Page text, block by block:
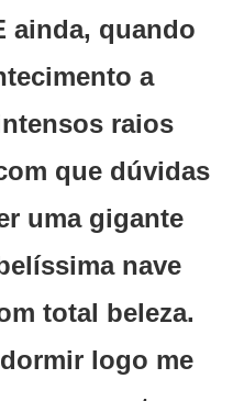
ainda, quando
a
raios
que dúvidas
uma gigante
nave
total beleza.
logo me